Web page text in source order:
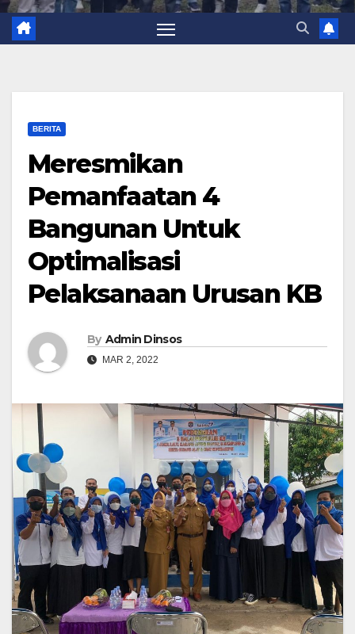
BERITA
Meresmikan
Pemanfaatan 4
Bangunan Untuk
Optimalisasi
Pelaksanaan Urusan KB
By Admin Dinsos
MAR 2, 2022